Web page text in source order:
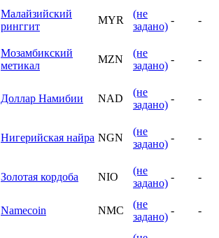
Малайзийский
ринггит
MYR
(не
задано)
- -
Мозамбикский
метикал
MZN
(не
задано)
- -
Доллар Намибии NAD
(не
задано)
- -
Нигерийская найра NGN
(не
задано)
- -
Золотая кордоба NIO
(не
задано)
- -
Namecoin NMC
(не
задано)
- -